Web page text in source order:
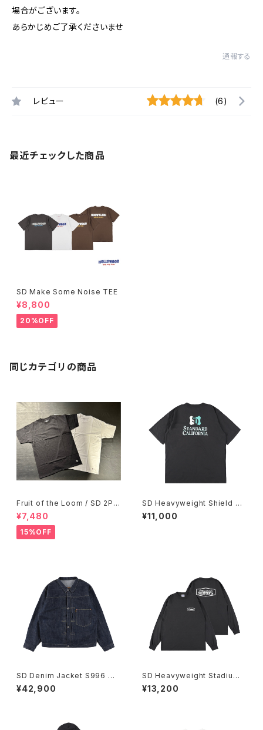
場合がございます。
あらかじめご了承くださいませ
通報する
レビュー (6)
最近チェックした商品
SD Make Some Noise TEE
¥8,800
20%OFF
同じカテゴリの商品
Fruit of the Loom / SD 2Pa
ck T/Awesome ２カラーオリ
ジナルパック
¥7,480
15%OFF
SD Heavyweight Shield Lo
go Pocket T
¥11,000
SD Denim Jacket S996 W
W II OW
¥42,900
SD Heavyweight Stadium
Logo LS T
¥13,200